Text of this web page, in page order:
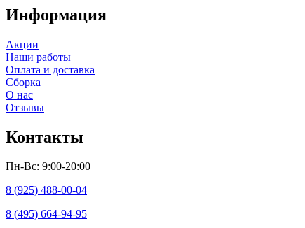
Информация
Акции
Наши работы
Оплата и доставка
Сборка
О нас
Отзывы
Контакты
Пн-Вс: 9:00-20:00
8 (925) 488-00-04
8 (495) 664-94-95